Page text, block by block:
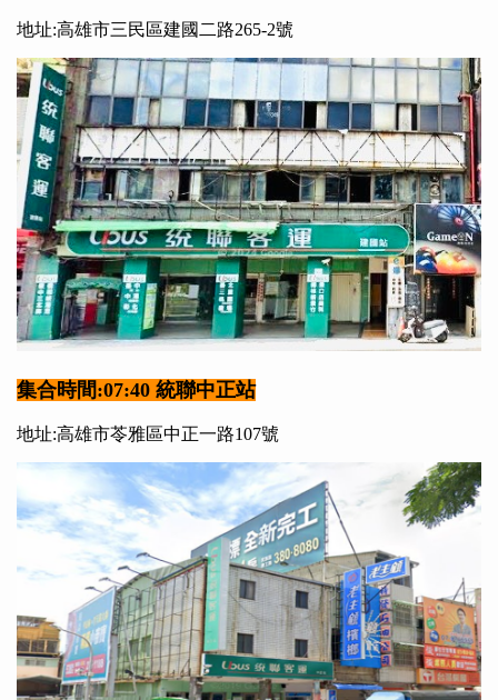
地址:高雄市三民區建國二路265-2號
集合時間:07:40 統聯中正站
地址:高雄市苓雅區中正一路107號